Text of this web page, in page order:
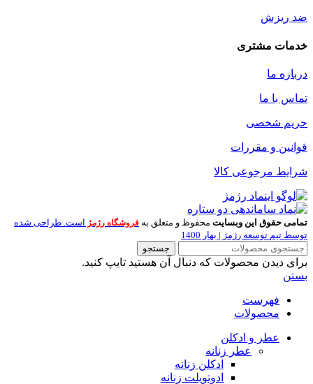
ضد ریزش
خدمات مشتری
درباره ما
تماس با ما
حریم شخصی
قوانین و مقررات
شرایط مرجوعی کالا
تمامی حقوق این وبسایت محفوظ و متعلق به فروشگاه رژمژ است. طراحی شده
توسط تیم توسعه رژمژ | بهار 1400
جستجو
برای دیدن محصولات که دنبال آن هستید تایپ کنید.
بستن
فهرست
محصولات
عطر و ادکلن
عطر زنانه
ادکلن زنانه
ادوتویلت زنانه